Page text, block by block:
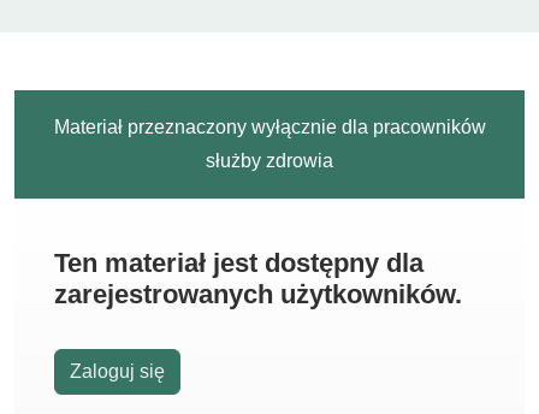
Materiał przeznaczony wyłącznie dla pracowników
służby zdrowia
Ten materiał jest dostępny dla
zarejestrowanych użytkowników.
Zaloguj się